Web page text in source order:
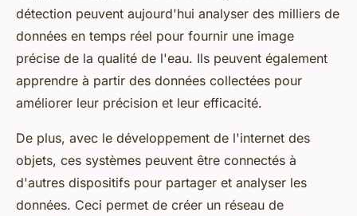
détection peuvent aujourd'hui analyser des milliers de
données en temps réel pour fournir une image
précise de la qualité de l'eau. Ils peuvent également
apprendre à partir des données collectées pour
améliorer leur précision et leur efficacité.
De plus, avec le développement de l'internet des
objets, ces systèmes peuvent être connectés à
d'autres dispositifs pour partager et analyser les
données. Ceci permet de créer un réseau de